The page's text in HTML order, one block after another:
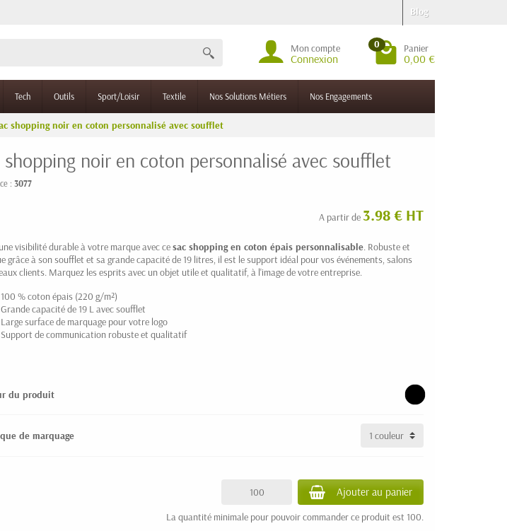
Blog
Mon compte
Connexion
0 Panier
0,00 €
Tech Outils Sport/Loisir Textile Nos Solutions Métiers Nos Engagements
shopping noir en coton personnalisé avec soufflet
shopping noir en coton personnalisé avec soufflet
: 3077
A partir de 3.98 € HT
visibilité durable à votre marque avec cesac shopping en coton épais personnalisable. Robuste et
grâce à son soufflet et sa grande capacité de 19 litres, il est le support idéal pour vos événements, salons
clients. Marquez les esprits avec un objet utile et qualitatif, à l'image de votre entreprise.
100 % coton épais (220 g/m²)
Grande capacité de 19 L avec soufflet
Large surface de marquage pour votre logo
Support de communication robuste et qualitatif
du produit
de marquage
Ajouter au panier
La quantité minimale pour pouvoir commander ce produit est 100.